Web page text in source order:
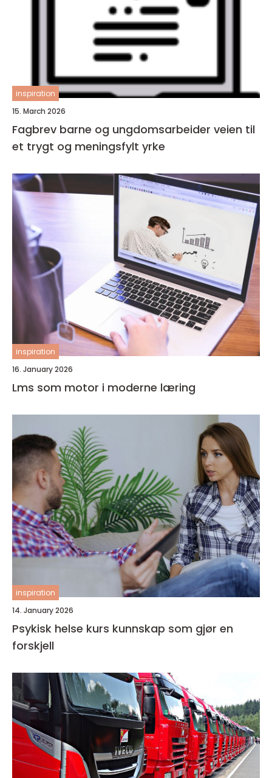
inspiration
15. March 2026
Fagbrev barne og ungdomsarbeider veien til
et trygt og meningsfylt yrke
inspiration
16. January 2026
Lms som motor i moderne læring
inspiration
14. January 2026
Psykisk helse kurs kunnskap som gjør en
forskjell